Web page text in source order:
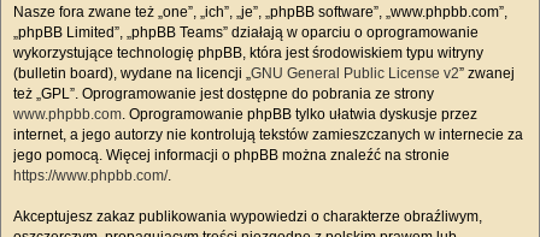
Nasze fora zwane też „one”, „ich”, „je”, „phpBB software”, „www.phpbb.com”,
„phpBB Limited”, „phpBB Teams” działają w oparciu o oprogramowanie
wykorzystujące technologię phpBB, która jest środowiskiem typu witryny
(bulletin board), wydane na licencji „GNU General Public License v2” zwanej
też „GPL”. Oprogramowanie jest dostępne do pobrania ze strony
www.phpbb.com. Oprogramowanie phpBB tylko ułatwia dyskusje przez
internet, a jego autorzy nie kontrolują tekstów zamieszczanych w internecie za
jego pomocą. Więcej informacji o phpBB można znaleźć na stronie
https://www.phpbb.com/.
Akceptujesz zakaz publikowania wypowiedzi o charakterze obraźliwym,